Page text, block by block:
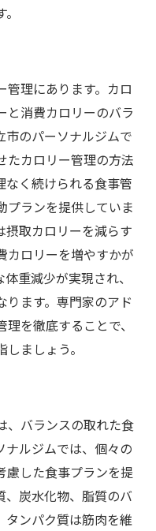
管理にあります。カロ
と消費カロリーのバラ
市のパーソナルジムで
たカロリー管理の方法
なく続けられる食事管
プランを提供していま
摂取カロリーを減らす
カロリーを増やすかが
重減少が実現され、
ります。専門家のアド
を徹底することで、
ましょう。
、バランスの取れた食
ナルジムでは、個々の
慮した食事プランを提
、炭水化物、脂質のバ
タンパク質は筋肉を維